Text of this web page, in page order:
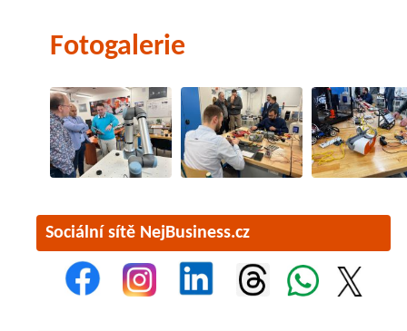
Fotogalerie
Sociální sítě NejBusiness.cz